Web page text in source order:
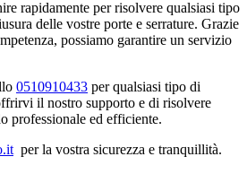
rapidamente per risolvere qualsiasi tipo
delle vostre porte e serrature. Grazie
possiamo garantire un servizio
0510910433 per qualsiasi tipo di
il nostro supporto e di risolvere
professionale ed efficiente.
per la vostra sicurezza e tranquillità.